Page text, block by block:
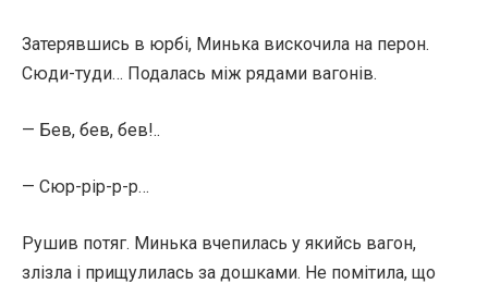
Затерявшись в юрбі, Минька вискочила на перон.
Сюди-туди… Подалась між рядами вагонів.
— Бев, бев, бев!..
— Сюр-рір-р-р…
Рушив потяг. Минька вчепилась у якийсь вагон,
злізла і прищулилась за дошками. Не помітила, що